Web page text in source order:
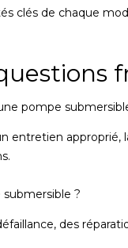
clés de chaque
pompe
entretien
?
des